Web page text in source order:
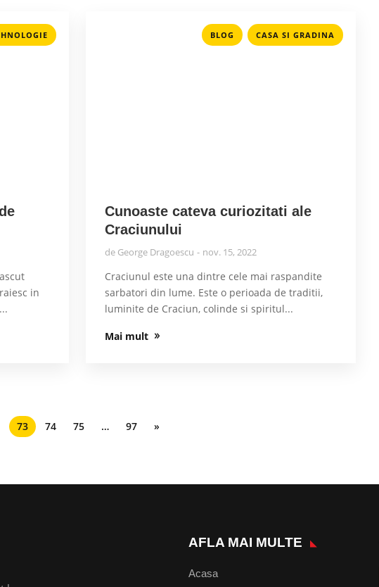
in
BLOG , CASA SI GRADINA
Cunoaste cateva curiozitati ale
Craciunului
de George Dragoescu nov. 15, 2022
Craciunul este una dintre cele mai raspandite
sarbatori din lume. Este o perioada de traditii,
luminite de Craciun, colinde si spiritul...
Mai mult
73 74 75 … 97 »
AFLA MAI MULTE
Acasa